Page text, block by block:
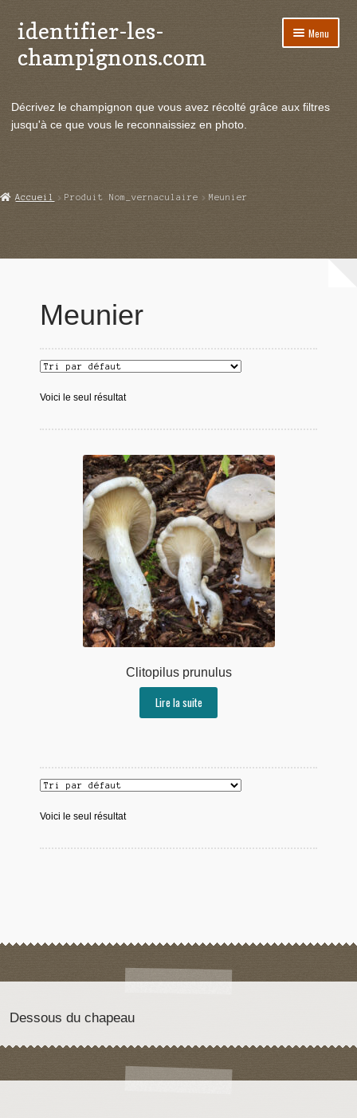
Aller
à
la
Aller
au
contenu
identifier-les-
champignons.com
Menu
le
Actualités
Echanges et contacts
Décrivez le champignon que vous avez récolté grâce aux filtres
jusqu'à ce que vous le reconnaissiez en photo.
Accueil Produit Nom_vernaculaire Meunier
Meunier
Voici le seul résultat
Clitopilus prunulus
Lire la suite
Voici le seul résultat
Dessous du chapeau